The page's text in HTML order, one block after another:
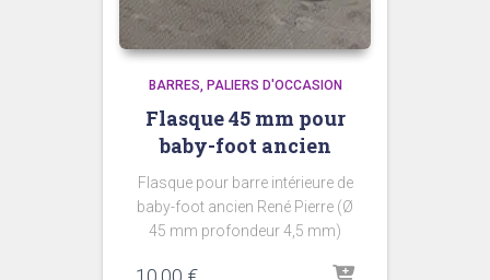
BARRES PALIERS D'OCCASION
Flasque 45 mm pour
baby-foot ancien
Flasque pour barre intérieure de
baby-foot ancien René Pierre (Ø
45 mm profondeur 4,5 mm)